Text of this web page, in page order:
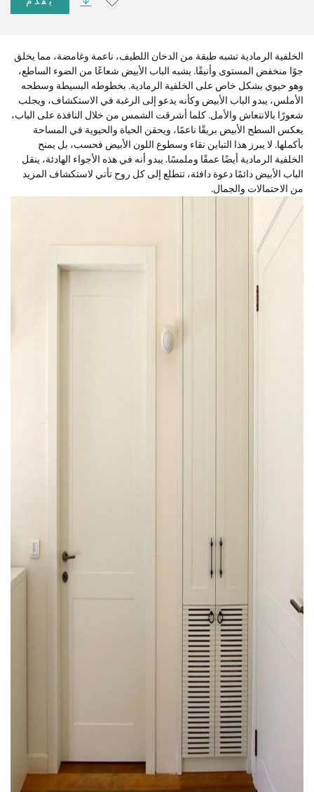
الخلفية الرمادية تشبه طبقة من الدخان اللطيف، ناعمة وغامضة، مما يخلق
جوًا منخفض المستوى وأنيقًا. يشبه الباب الأبيض شعاعًا من الضوء الساطع،
وهو حيوي بشكل خاص على الخلفية الرمادية. بخطوطه البسيطة وسطحه
الأملس، يبدو الباب الأبيض وكأنه يدعو إلى الرغبة في الاستكشاف، ويجلب
شعورًا بالانتعاش والأمل. كلما أشرقت الشمس من خلال النافذة على الباب،
يعكس السطح الأبيض بريقًا ناعمًا، ويحقن الحياة والحيوية في المساحة
بأكملها. لا يبرز هذا التباين نقاء وسطوع اللون الأبيض فحسب، بل يمنح
الخلفية الرمادية أيضًا عمقًا وملمسًا. يبدو أنه في هذه الأجواء الهادئة، ينقل
الباب الأبيض دائمًا دعوة دافئة، تتطلع إلى كل روح تأتي لاستكشاف المزيد
من الاحتمالات والجمال.